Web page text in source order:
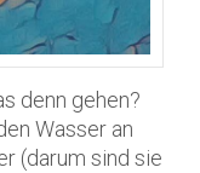
denn gehen?
Wasser an
(darum sind sie